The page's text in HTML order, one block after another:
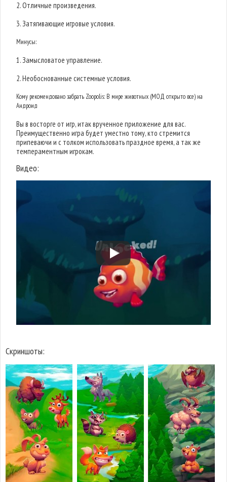
2. Отличные произведения.
3. Затягивающие игровые условия.
Минусы:
1. Замысловатое управление.
2. Необоснованные системные условия.
Кому рекомендовано забрать Zoopolis: В мире животных (МОД открыто все) на
Андроид
Вы в восторге от игр, итак врученное приложение для вас.
Преимущественно игра будет уместно тому, кто стремится
припеваючи и с толком использовать праздное время, а так же
темпераментным игрокам.
Видео:
Скриншоты: